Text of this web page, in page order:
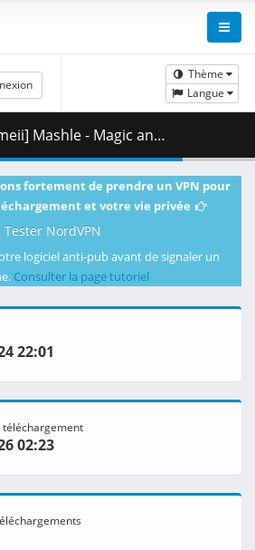
Thème
Langue
[English Dub] [CR WEB-DL 1080p] [3E61CAEA].mkv.002 ( 456.87 MB )
fortement de prendre un VPN pour
et votre vie privée
Tester NordVPN
logiciel anti-pub avant de signaler un
Consulter la page tutoriel
22:01
02:23